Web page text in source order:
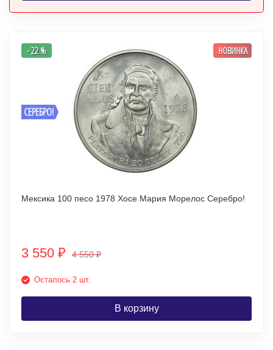
СЕРЕБРО!
- 22 % НОВИНКА
Мексика 100 песо 1978 Хосе Мария Морелос Серебро!
3 550 ₽ 4 550₽
Осталось 2 шт.
В корзину